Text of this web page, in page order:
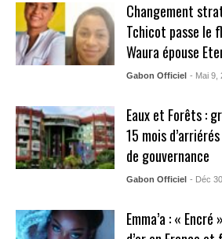
Changement
Tchicot passe le
Waura épouse
Gabon Officiel - Mai 9,
Eaux et Forêts :
15 mois
de gouvernance
Gabon Officiel - Déc
Emma’a : «